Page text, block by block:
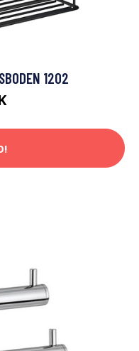
1202